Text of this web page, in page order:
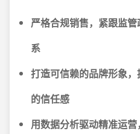
严格合规销售，紧跟监
系
打造可信赖的品牌形象
的信任感
用数据分析驱动精准运营